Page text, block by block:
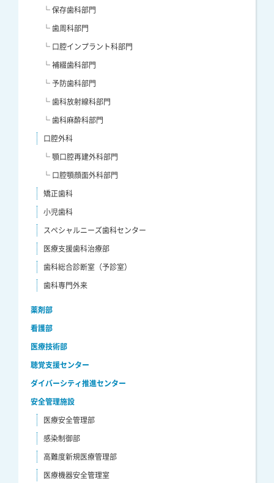
└ 保存歯科部門
└ 歯周科部門
└ 口腔インプラント科部門
└ 補綴歯科部門
└ 予防歯科部門
└ 歯科放射線科部門
└ 歯科麻酔科部門
口腔外科
└ 顎口腔再建外科部門
└ 口腔顎顔面外科部門
矯正歯科
小児歯科
スペシャルニーズ歯科センター
医療支援歯科治療部
歯科総合診断室（予診室）
歯科専門外来
薬剤部
看護部
医療技術部
聴覚支援センター
ダイバーシティ推進センター
安全管理施設
医療安全管理部
感染制御部
高難度新規医療管理部
医療機器安全管理室